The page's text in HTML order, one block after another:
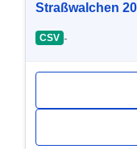
Straßwalchen
CSV -